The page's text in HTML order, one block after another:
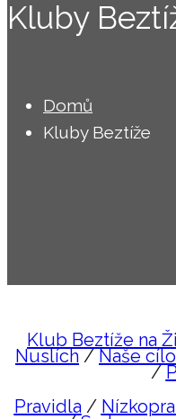
Kluby
Domů
Kluby Beztíže
Klub Beztíže na
Nuslích/Naše
/
Pravidla/